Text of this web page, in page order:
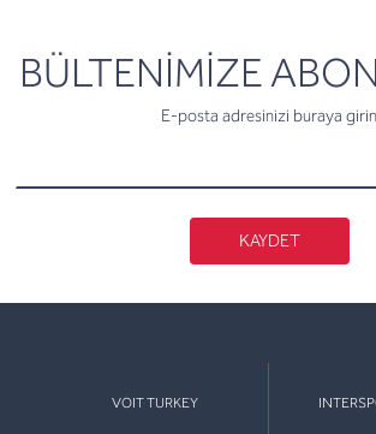
BÜLTENİMİZE
E-posta adresinizi buraya girin
newsletter
KAYDET
VOIT TURKEY